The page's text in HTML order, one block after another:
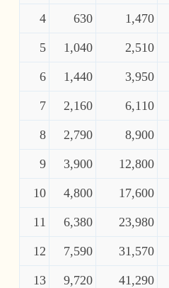
4 630 1,470
5 1,040 2,510
6 1,440 3,950
7 2,160 6,110
8 2,790 8,900
9 3,900 12,800
10 4,800 17,600
11 6,380 23,980
12 7,590 31,570
13 9,720 41,290